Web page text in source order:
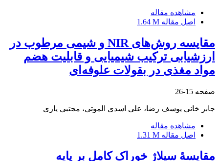
مشاهده مقاله
اصل مقاله 1.64 M
مقایسه روش‌های NIR و شیمی مرطوب در
ارزشیابی ترکیب شیمیایی و قابلیت هضم
مواد مغذی در بقولات علوفه‌ای
صفحه 15-26
جابر خانی یوسف رضا، علی اسدی الموتی، مجتبی یاری
مشاهده مقاله
اصل مقاله 1.31 M
مقایسۀ سیلاژ خوراک کامل بر پایه